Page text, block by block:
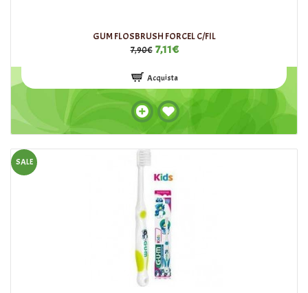
GUM FLOSBRUSH FORCEL C/FIL
7,90€ 7,11€
Acquista
SALE